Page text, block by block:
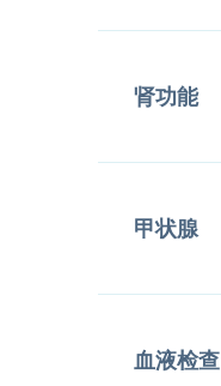
肾功能
甲状腺
血液检查